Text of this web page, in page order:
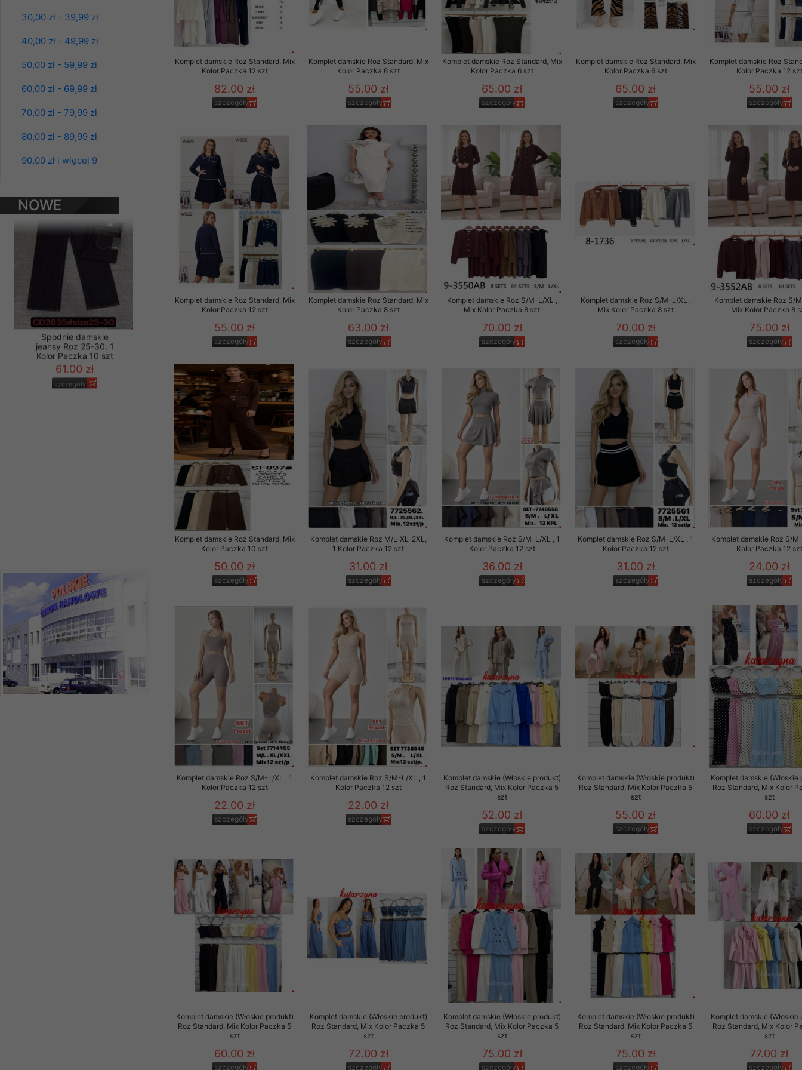
30,00 zł - 39,99 zł
40,00 zł - 49,99 zł
50,00 zł - 59,99 zł
60,00 zł - 69,99 zł
70,00 zł - 79,99 zł
80,00 zł - 89,99 zł
90,00 zł i więcej 9
NOWE
PRODUKTY
jeansy Roz 25-30, 1
Kolor Paczka 10 szt
Spodnie damskie
jeansy Roz 25-30, 1
Komplet damskie Roz Standard, Mix
Kolor Paczka 12 szt
82.00 zł
szczegóły
Komplet damskie Roz Standard, Mix
Kolor Paczka 6 szt
55.00 zł
szczegóły
Komplet damskie Roz Standard, Mix
Kolor Paczka 6 szt
65.00 zł
szczegóły
Komplet damskie Roz Standard, Mix
Kolor Paczka 6 szt
65.00 zł
szczegóły
Komplet damskie Roz
Kolor Paczka 12 szt
55.00 zł
szczegóły
Komplet damskie Roz Standard, Mix
Kolor Paczka 12 szt
55.00 zł
szczegóły
Komplet damskie Roz Standard, Mix
Kolor Paczka 8 szt
63.00 zł
szczegóły
Komplet damskie Roz S/M-L/XL ,
Mix Kolor Paczka 8 szt
70.00 zł
szczegóły
Komplet damskie Roz S/M-L/XL ,
Mix Kolor Paczka 8 szt
70.00 zł
szczegóły
Komplet damskie Roz S/
Mix Kolor Paczka 8
75.00 zł
szczegóły
Komplet damskie Roz Standard, Mix
Kolor Paczka 10 szt
50.00 zł
szczegóły
Komplet damskie Roz M/L-XL-2XL,
1 Kolor Paczka 12 szt
31.00 zł
szczegóły
Komplet damskie Roz S/M-L/XL , 1
Kolor Paczka 12 szt
36.00 zł
szczegóły
Komplet damskie Roz S/M-L/XL , 1
Kolor Paczka 12 szt
31.00 zł
szczegóły
Komplet damskie Roz S/
Kolor Paczka 12 szt
24.00 zł
szczegóły
Komplet damskie Roz S/M-L/XL , 1
Kolor Paczka 12 szt
22.00 zł
szczegóły
Komplet damskie Roz S/M-L/XL , 1
Kolor Paczka 12 szt
22.00 zł
szczegóły
Komplet damskie (Włoskie produkt)
Roz Standard, Mix Kolor Paczka 5
szt
52.00 zł
szczegóły
Komplet damskie (Włoskie produkt)
Roz Standard, Mix Kolor Paczka 5
szt
55.00 zł
szczegóły
Komplet damskie (Włoskie
Roz Standard, Mix Kolor
szt
60.00 zł
szczegóły
Komplet damskie (Włoskie produkt)
Roz Standard, Mix Kolor Paczka 5
szt
60.00 zł
szczegóły
Komplet damskie (Włoskie produkt)
Roz Standard, Mix Kolor Paczka 5
szt
72.00 zł
szczegóły
Komplet damskie (Włoskie produkt)
Roz Standard, Mix Kolor Paczka 5
szt
75.00 zł
szczegóły
Komplet damskie (Włoskie produkt)
Roz Standard, Mix Kolor Paczka 5
szt
75.00 zł
szczegóły
Komplet damskie (Włoskie
Roz Standard, Mix Kolor
szt
77.00 zł
szczegóły
Materiały reklamowo - promocyjne wysyłamy Klientom jedynie wówczas, gdy wyrazili na to zgodę. Dotyczy to w
szczególności newslettera wysyłanego Klientowi, jeżeli potwierdzi wyraźnie wskazanego przez nas linka
zawierającego akceptację na otrzymywanie newslettera o aktualnych promocjach, rabatach i nowościach w
naszym Sklepie. Materiały te dotyczą wyłącznie oferty naszego Sklepu.
Wszelkie pytania, wnioski i sugestie odnoszące się do ochrony Państwa prywatności, w szczególności danych
osobowych prosimy zgłaszać na email